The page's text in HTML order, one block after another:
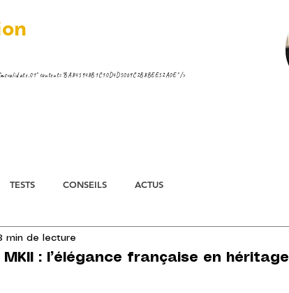
content="BA845948B1C10D4D5069C2B8BEE52A0E" />
TESTS CONSEILS ACTUS
: l’élégance française en héritage
min de lecture